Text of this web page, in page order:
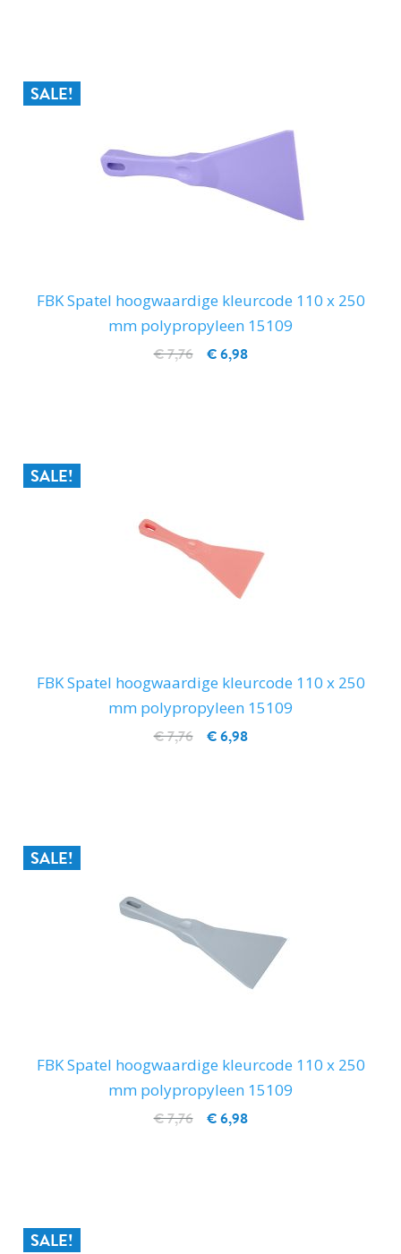
SALE!
FBK Spatel hoogwaardige kleurcode 110 x 250
mm polypropyleen 15109
€ 6,98
€ 7,76
SALE!
FBK Spatel hoogwaardige kleurcode 110 x 250
mm polypropyleen 15109
€ 6,98
€ 7,76
SALE!
FBK Spatel hoogwaardige kleurcode 110 x 250
mm polypropyleen 15109
€ 6,98
€ 7,76
SALE!